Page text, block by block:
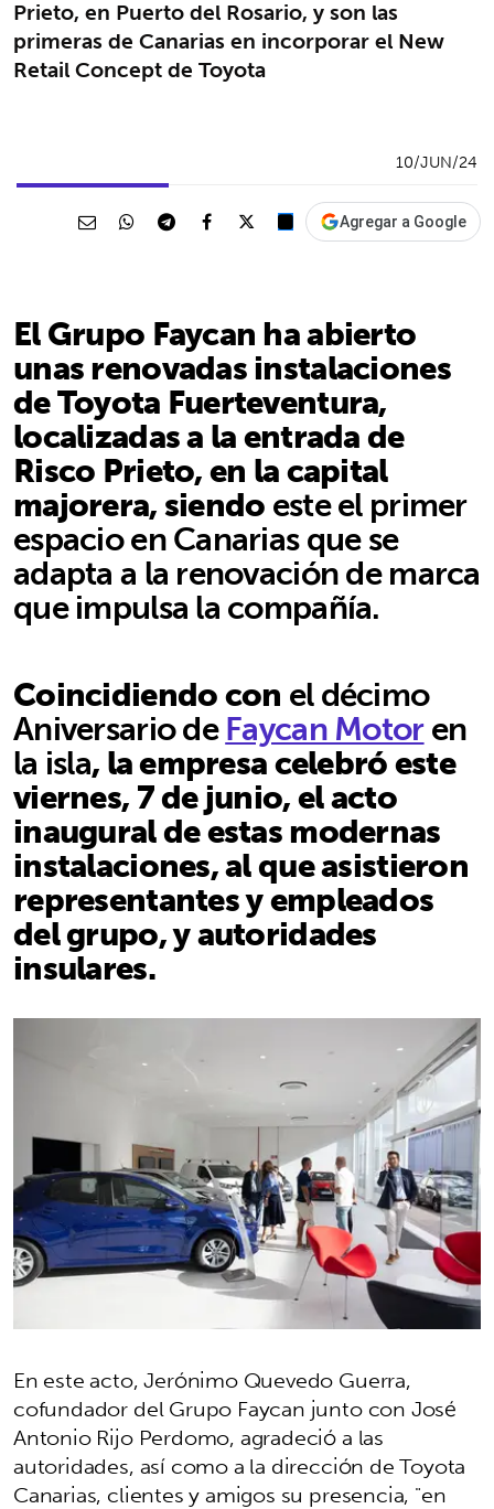
Prieto, en Puerto del Rosario, y son las
primeras de Canarias en incorporar el New
Retail Concept de Toyota
10/JUN/24
Agregar a Google
El Grupo Faycan ha abierto
unas renovadas instalaciones
de Toyota Fuerteventura,
localizadas a la entrada de
Risco Prieto, en la capital
majorera, siendoeste el primer
espacio en Canarias que se
adapta a la renovación de marca
que impulsa la compañía.
Coincidiendo conel décimo
Aniversario deFaycan Motoren
la isla, la empresa celebró este
viernes, 7 de junio, el acto
inaugural de estas modernas
instalaciones, al que asistieron
representantes y empleados
del grupo, y autoridades
insulares.
En este acto, Jerónimo Quevedo Guerra,
cofundador del Grupo Faycan junto con José
Antonio Rijo Perdomo, agradeció a las
autoridades, así como a la dirección de Toyota
Canarias, clientes y amigos su presencia, "en